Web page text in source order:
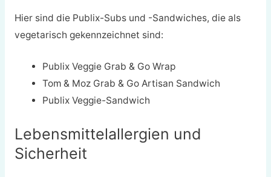
Hier sind die Publix-Subs und -Sandwiches, die als
vegetarisch gekennzeichnet sind:
Publix Veggie Grab & Go Wrap
Tom & Moz Grab & Go Artisan Sandwich
Publix Veggie-Sandwich
Lebensmittelallergien und
Sicherheit